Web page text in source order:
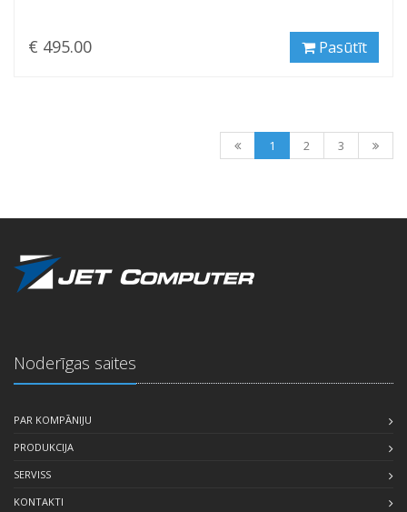
€ 495.00 Pasūtīt
1 2 3
Noderīgas saites
PAR KOMPĀNIJU
PRODUKCIJA
SERVISS
KONTAKTI